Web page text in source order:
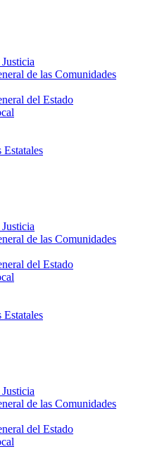
de las Comunidades
del Estado
Estatales
de las Comunidades
del Estado
Estatales
de las Comunidades
del Estado